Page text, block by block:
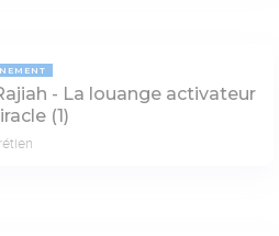
- La louange activateur
(1)